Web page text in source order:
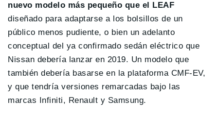
nuevo modelo más pequeño que el LEAF
diseñado para adaptarse a los bolsillos de un
público menos pudiente, o bien un adelanto
conceptual del ya confirmado sedán eléctrico que
Nissan debería lanzar en 2019. Un modelo que
también debería basarse en la plataforma CMF-EV,
y que tendría versiones remarcadas bajo las
marcas Infiniti, Renault y Samsung.